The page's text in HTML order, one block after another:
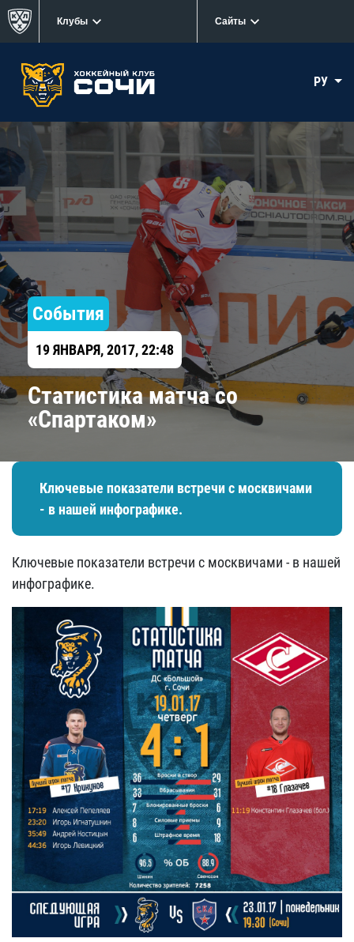
Клубы Сайты
РУ
События
19 ЯНВАРЯ, 2017, 22:48
Статистика матча со
«Спартаком»​
Ключевые показатели встречи с москвичами
- в нашей инфографике.
Ключевые показатели встречи с москвичами - в нашей
инфографике.